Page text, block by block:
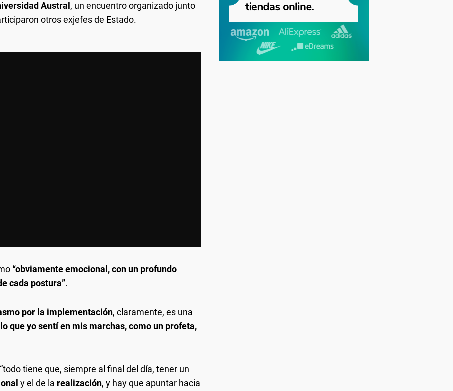
Austral , un encuentro organizado junto
otros exjefes de Estado.
“obviamente emocional, con un profundo
cada postura”.
por la implementación, claramente, es una
que yo sentí en mis marchas, como un profeta,
tiene que, siempre al final del día, tener un
y el de la realización, y hay que apuntar hacia